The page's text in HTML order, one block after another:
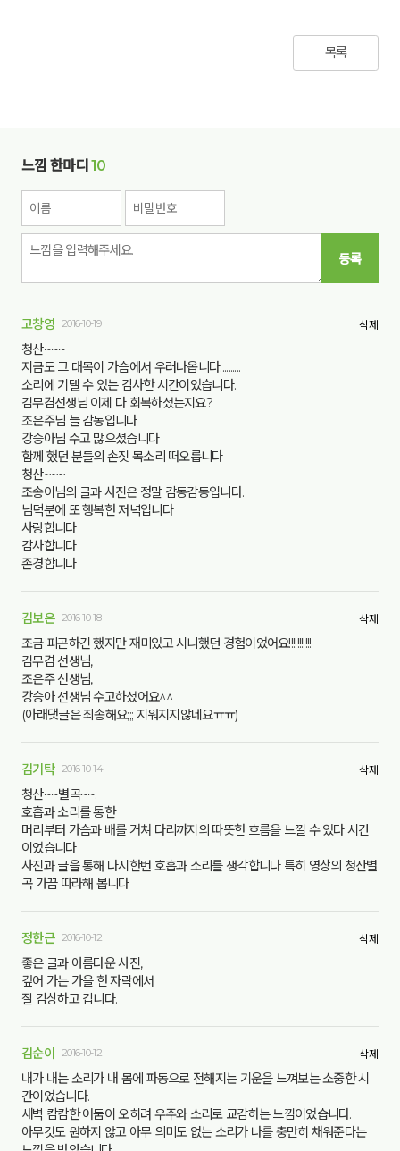
목록
느낌 한마디10
등록
고창영 2016-10-19 삭제
청산~~~
지금도 그 대목이 가슴에서 우러나옵니다..........
소리에 기댈 수 있는 감사한 시간이었습니다.
김무겸선생님 이제 다 회복하셨는지요?
조은주님 늘 감동입니다
강승아님 수고 많으셨습니다
함께 했던 분들의 손짓 목소리 떠오릅니다
청산~~~
조송이님의 글과 사진은 정말 감동감동입니다.
님덕분에 또 행복한 저녁입니다
사랑합니다
감사합니다
존경합니다
김보은 2016-10-18 삭제
조금 피곤하긴 했지만 재미있고 시니했던 경험이었어요!!!!!!!!!!!
김무겸 선생님,
조은주 선생님,
강승아 선생님 수고하셨어요^^
(아래댓글은 죄송해요;;; 지워지지않네요ㅠㅠ)
김기탁 2016-10-14 삭제
청산~~별곡~~.
호흡과 소리를 통한
머리부터 가슴과 배를 거쳐 다리까지의 따뜻한 흐름을 느낄 수 있다 시간
이었습니다
사진과 글을 통해 다시한번 호흡과 소리를 생각합니다 특히 영상의 청산별
곡 가끔 따라해 봅니다
정한근 2016-10-12 삭제
좋은 글과 아름다운 사진,
깊어 가는 가을 한 자락에서
잘 감상하고 갑니다.
김순이 2016-10-12 삭제
내가 내는 소리가 내 몸에 파동으로 전해지는 기운을 느껴보는 소중한 시
간이었습니다.
새벽 캄캄한 어둠이 오히려 우주와 소리로 교감하는 느낌이었습니다.
아무것도 원하지 않고 아무 의미도 없는 소리가 나를 충만히 채워준다는